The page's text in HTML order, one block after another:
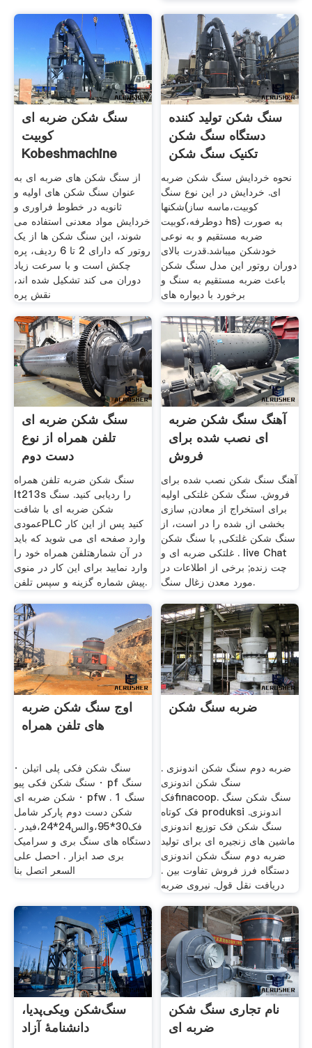
سنگ شکن ضربه ای
کوبیت
Kobeshmachine
از سنگ شکن های ضربه ای به
عنوان سنگ شکن های اولیه و
ثانویه در خطوط فراوری و
خردایش مواد معدنی استفاده می
شوند، این سنگ شکن ها از یک
روتور که دارای 2 تا 6 ردیف، پره
چکش است و با سرعت زیاد
دوران می کند تشکیل شده اند،
نقش پره
سنگ شکن تولید کننده
دستگاه سنگ شکن
تکنیک سنگ شکن
نحوه خردایش سنگ شکن ضربه
ای. خردایش در این نوع سنگ
شکنها(کوبیت،ماسه ساز
دوطرفه،کوبیت hs) به صورت
ضربه مستقیم و به نوعی
خودشکن میباشد.قدرت بالای
دوران روتور این مدل سنگ شکن
باعث ضربه مستقیم به سنگ و
برخورد با دیواره های
سنگ شکن ضربه ای
تلفن همراه از نوع
دست دوم
سنگ شکن ضربه تلفن همراه
lt213s را ردیابی کنید. سنگ
شکن ضربه ای با شافت
عمودیPLC کنید پس از این کار
وارد صفحه ای می شوید که باید
در آن شمارهتلفن همراه خود را
وارد نمایید برای این کار در منوی
پیش شماره گزینه و سپس تلفن.
آهنگ سنگ شکن ضربه
ای نصب شده برای
فروش
آهنگ سنگ شکن نصب شده برای
فروش. سنگ شکن غلتکی اولیه
برای استخراج از معادن, سازی
بخشی از, شده را در است، از
سنگ شکن غلتکی, با سنگ شکن
غلتکی ضربه ای و . live Chat
چت زنده; برخی از اطلاعات در
مورد معدن زغال سنگ.
اوج سنگ شکن ضربه
های تلفن همراه
سنگ شکن فکی پلی اتیلن ·
سنگ شکن فکی پیو · pf سنگ
شکن ضربه ای · pfw . 1 سنگ
شکن دست دوم پارکر شامل
فک30*95،والس24*24،فیدر .
دستگاه های سنگ بری و سرامیک
بری صد ابزار . احصل على
السعر اتصل بنا
ضربه سنگ شکن
ضربه دوم سنگ شکن اندونزی .
سنگ شکن اندونزی
فکfinacoop. سنگ شکن سنگ
فک کوتاه produksi اندونزی.
سنگ شکن فک توزیع اندونزی
ماشین های زنجیره ای برای تولید
ضربه دوم سنگ شکن اندونزی
دستگاه فرز فروش تفاوت بین .
دریافت نقل قول. نیروی ضربه
سنگ‌شکن ویکی‌پدیا،
دانشنامهٔ آزاد
نام تجاری سنگ شکن
ضربه ای